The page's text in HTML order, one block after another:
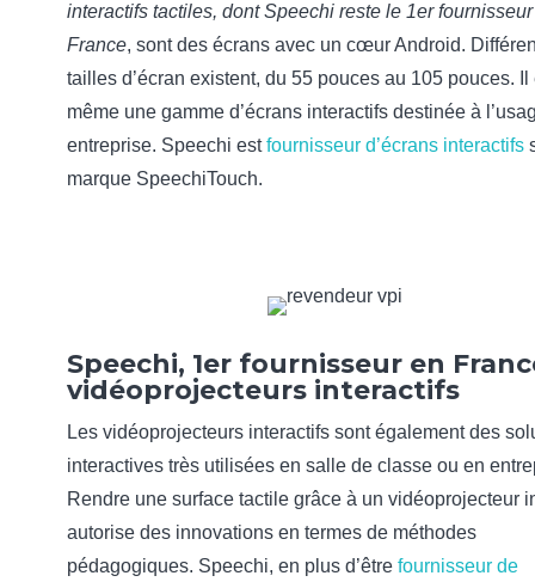
interactifs tactiles, dont Speechi reste le 1er
France, sont des écrans avec un cœur Android.
tailles d’écran existent, du 55 pouces au 105 pouces. Il
même une gamme d’écrans interactifs destinée à
entreprise. Speechi estfournisseur d’écrans interactifs
marque SpeechiTouch.
Speechi, 1er fournisseur en
vidéoprojecteurs interactifs
Les vidéoprojecteurs interactifs sont également des
interactives très utilisées en salle de classe ou en
Rendre une surface tactile grâce à un vidéoprojecteur
autorise des innovations en termes de méthodes
pédagogiques. Speechi, en plus d’être fournisseur de